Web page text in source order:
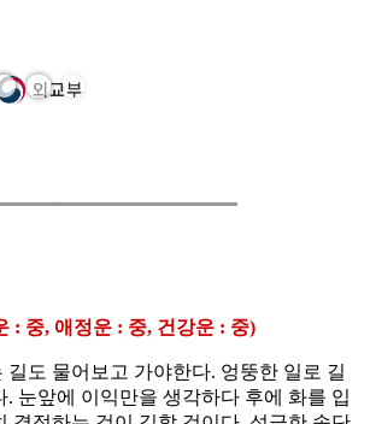
: 중, 애정운 : 중, 건강운 : 중)
길도 물어보고 가야한다. 엉뚱한 일로 길
. 눈앞에 이익만을 생각하다 후에 화를 입